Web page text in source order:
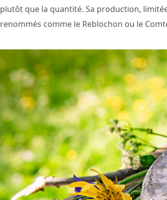
plutôt que la quantité. Sa production,
renommés comme le Reblochon ou le